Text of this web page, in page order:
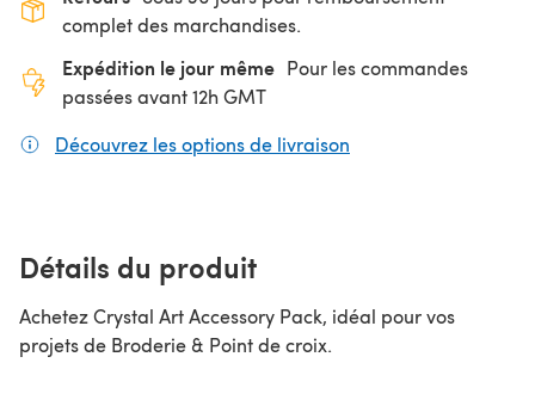
complet des marchandises.
Expédition le jour même Pour les commandes
passées avant 12h GMT
Découvrez les options de livraison
Détails du produit
Achetez Crystal Art Accessory Pack, idéal pour vos
projets de Broderie & Point de croix.